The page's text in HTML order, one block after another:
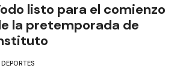
listo para el comienzo
la pretemporada de
DEPORTES